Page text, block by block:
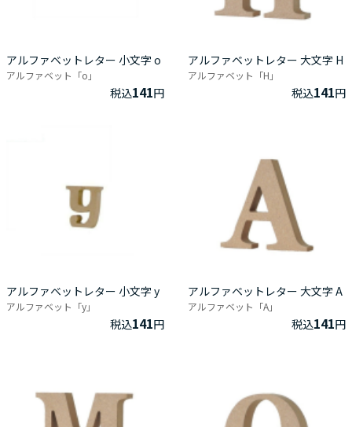
アルファベットレター 小文字 o
アルファベット「o」
税込141円
アルファベットレター 大文字 H
アルファベット「H」
税込141円
アルファベットレター 小文字 y
アルファベット「y」
税込141円
アルファベットレター 大文字 A
アルファベット「A」
税込141円